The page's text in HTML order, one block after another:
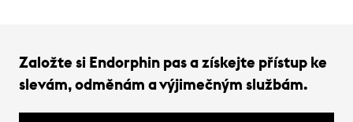
Založte si Endorphin pas a získejte přístup ke
slevám, odměnám a výjimečným službám.